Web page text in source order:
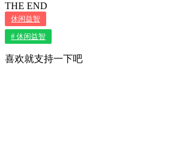
THE END
休闲益智
# 休闲益智
喜欢就支持一下吧